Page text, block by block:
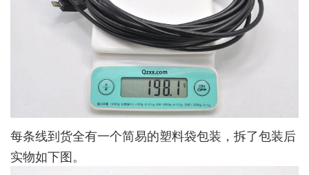
每条线到货全有一个简易的塑料袋包装，拆了包装后
实物如下图。